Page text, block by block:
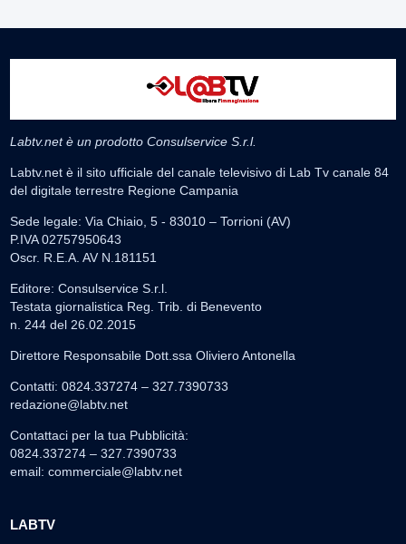
Labtv.net è un prodotto Consulservice S.r.l.
Labtv.net è il sito ufficiale del canale televisivo di Lab Tv canale 84
del digitale terrestre Regione Campania
Sede legale: Via Chiaio, 5 - 83010 – Torrioni (AV)
P.IVA 02757950643
Oscr. R.E.A. AV N.181151
Editore: Consulservice S.r.l.
Testata giornalistica Reg. Trib. di Benevento
n. 244 del 26.02.2015
Direttore Responsabile Dott.ssa Oliviero Antonella
Contatti: 0824.337274 – 327.7390733
redazione@labtv.net
Contattaci per la tua Pubblicità:
0824.337274 – 327.7390733
email: commerciale@labtv.net
LABTV